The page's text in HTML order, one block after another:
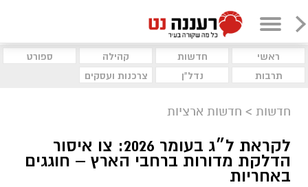
ראשי חדשות קהילה
ספורט
תרבות
נדל"ן צרכנות ועסקים
חדשות > חדשות ארציות
לקראת ל״ג בעומר 2026: צו איסור
הדלקת מדורות ברחבי הארץ – חוגגים
באחריות